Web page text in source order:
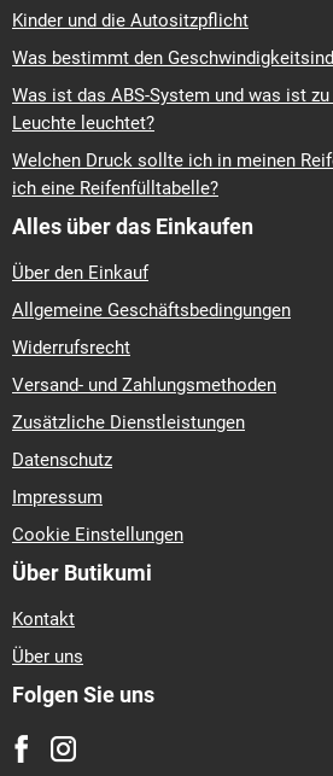
Kinder und die Autositzpflicht
Was bestimmt den
Was ist das ABS-System und was ist
Leuchte leuchtet?
Welchen Druck sollte ich in meinen
ich eine Reifenfülltabelle?
Alles über das Einkaufen
Über den Einkauf
Allgemeine Geschäftsbedingungen
Widerrufsrecht
Versand- und Zahlungsmethoden
Zusätzliche Dienstleistungen
Datenschutz
Impressum
Cookie Einstellungen
Über Butikumi
Kontakt
Über uns
Folgen Sie uns